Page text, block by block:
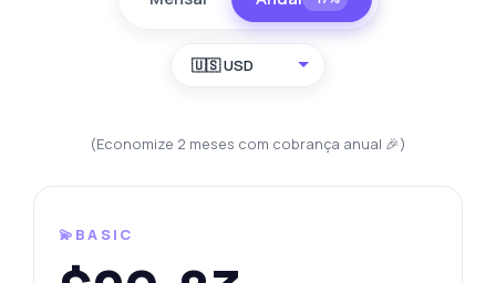
🇺🇸 USD
(Economize 2 meses com cobrança anual 🎉)
💫BASIC